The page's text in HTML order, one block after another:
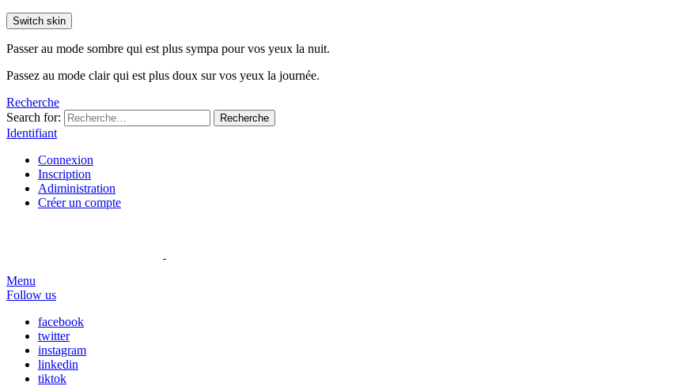
Switch skin
Passer au mode sombre qui est plus sympa pour vos yeux la nuit.
Passez au mode clair qui est plus doux sur vos yeux la journée.
Recherche
Search for:
Recherche
Identifiant
Connexion
Inscription
Adiministration
Créer un compte
Menu
Follow us
facebook
twitter
instagram
linkedin
tiktok